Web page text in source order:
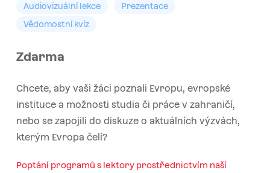
Audiovizuální lekce
Prezentace
Vědomostní kvíz
Zdarma
Chcete, aby vaši žáci poznali Evropu, evropské
instituce a možnosti studia či práce v zahraničí,
nebo se zapojili do diskuze o aktuálních výzvách,
kterým Evropa čelí?
Poptání programů s lektory prostřednictvím naší